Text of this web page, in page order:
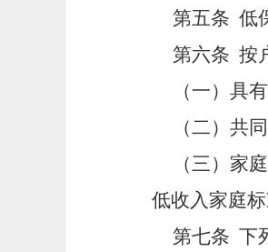
第五条 低
第六条 按
（一）具
（二）共
（三）家
低收入家庭
第七条 下